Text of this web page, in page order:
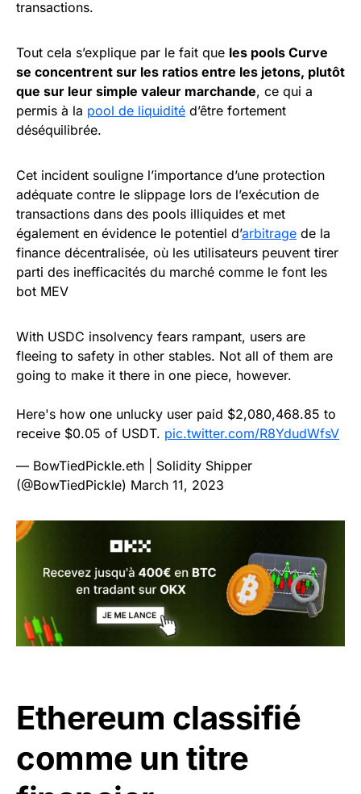
transactions.
Tout cela s’explique par le fait que les pools Curve
se concentrent sur les ratios entre les jetons, plutôt
que sur leur simple valeur marchande, ce qui a
permis à la pool de liquidité d’être fortement
déséquilibrée.
Cet incident souligne l’importance d’une protection
adéquate contre le slippage lors de l’exécution de
transactions dans des pools illiquides et met
également en évidence le potentiel d’arbitrage de la
finance décentralisée, où les utilisateurs peuvent tirer
parti des inefficacités du marché comme le font les
bot MEV
With USDC insolvency fears rampant, users are
fleeing to safety in other stables. Not all of them are
going to make it there in one piece, however.
Here's how one unlucky user paid $2,080,468.85 to
receive $0.05 of USDT. pic.twitter.com/R8YdudWfsV
— BowTiedPickle.eth | Solidity Shipper
(@BowTiedPickle) March 11, 2023
Ethereum classifié
comme un titre